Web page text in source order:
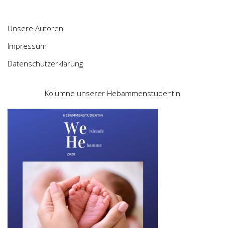
Unsere Autoren
Impressum
Datenschutzerklärung
Kolumne unserer Hebammenstudentin